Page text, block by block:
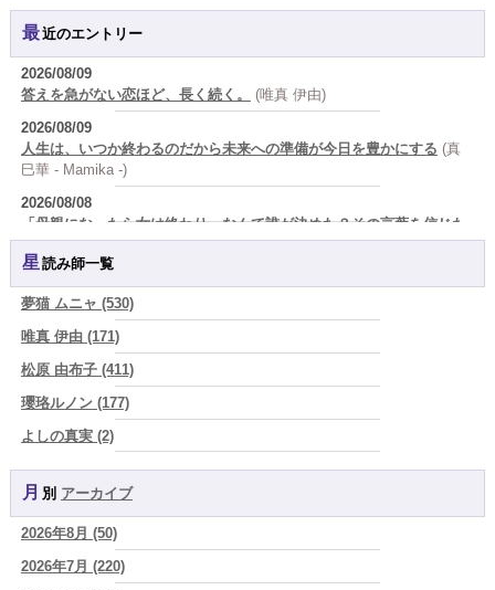
最近のエントリー
2026/08/09
答えを急がない恋ほど、長く続く。
(唯真 伊由)
2026/08/09
人生は、いつか終わるのだから未来への準備が今日を豊かにする (真
巳華 - Mamika -)
2026/08/08
「母親になったら女は終わり』なんて誰が決めた？その言葉を信じた
瞬間から、あなたの人生は他人の脚本になっている」 (芽百マミム)
「人生が変わらない人には、ある共通点がある 裏切った人を許すので
はなく、自分を裏切り続けることをやめない人 (芽百マミム)
生きづらさと恋愛の悩みを繰り返すあなたへ
2026/08/08
真寿の開運Cooking 鮭が教えてくれた、"積み重ねた先にある豊か
(プラタ 真寿)
2026/08/07
『頑張って好かれる』を やめてみました。届いた 一通のメッセー
ジ。 (プラタ 真寿)
2026/08/07
2026年8月8日 甲寅――自分の軸を持ちながら、世界と対話する日
星読み師一覧
夢猫 ムニャ (530)
唯真 伊由 (171)
松原 由布子 (411)
瓔珞ルノン (177)
よしの真実 (2)
YOSHIKI (58)
よみ (39)
一之森 陽柑 (26)
椰奈空 (64)
月別 アーカイブ
2026年8月 (50)
2026年7月 (220)